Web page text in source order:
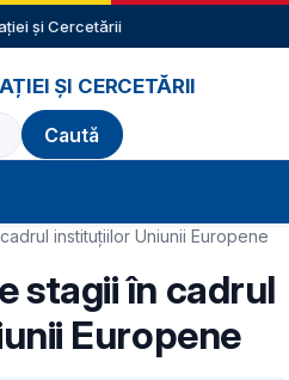
și Cercetării
ȘI CERCETĂRII
instituțiilor Uniunii Europene
stagii în cadrul
Europene